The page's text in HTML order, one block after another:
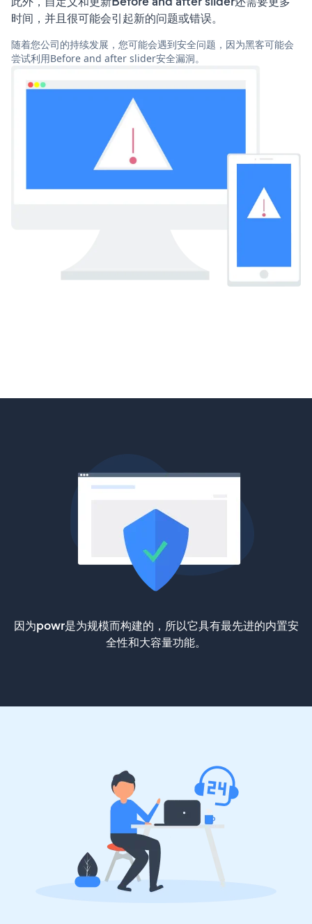
时间，并且很可能会引起新的问题或错误。
随着您公司的持续发展，您可能会遇到安全问题，因为黑客可能会
尝试利用Before and after slider安全漏洞。
因为powr是为规模而构建的，所以它具有最先进的内置安
全性和大容量功能。